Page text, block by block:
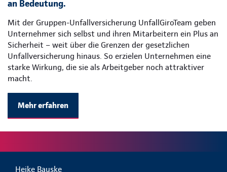
an Bedeutung.
Mit der Gruppen-Unfallversicherung UnfallGiroTeam geben
Unternehmer sich selbst und ihren Mitarbeitern ein Plus an
Sicherheit – weit über die Grenzen der gesetzlichen
Unfallversicherung hinaus. So erzielen Unternehmen eine
starke Wirkung, die sie als Arbeitgeber noch attraktiver
macht.
Mehr erfahren
Heike Bauske